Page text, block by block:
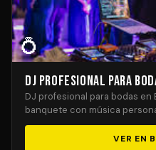
💍
DJ Profesional para
DJ profesional para bodas en
banquete con música
VER EN